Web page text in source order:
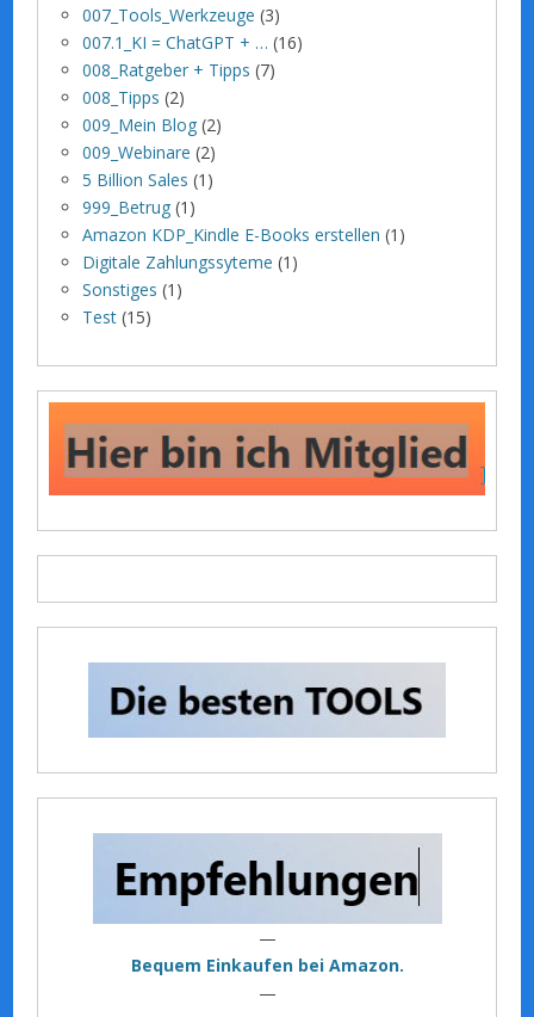
007_Tools_Werkzeuge (3)
007.1_KI = ChatGPT + … (16)
008_Ratgeber + Tipps (7)
008_Tipps (2)
009_Mein Blog (2)
009_Webinare (2)
5 Billion Sales (1)
999_Betrug (1)
Amazon KDP_Kindle E-Books erstellen (1)
Digitale Zahlungssyteme (1)
Sonstiges (1)
Test (15)
—
Bequem Einkaufen bei Amazon.
—